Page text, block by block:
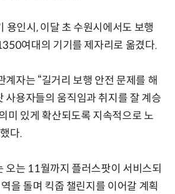
용인시, 이달 초 수원시에서도 보행
여대의 기기를 제자리로 옮겼다.
계자는 “길거리 보행 안전 문제를 해
사용자들의 움직임과 취지를 잘 계승
미 있게 확산되도록 지속적으로 노
다.
오는 11월까지 플러스팟이 서비스되
을 돌며 킥줍 챌린지를 이어갈 계획